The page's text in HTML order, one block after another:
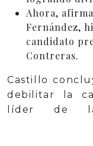
Ahora,
Fernández,
candidato
Contreras.
Castillo
debilitar la
líder de